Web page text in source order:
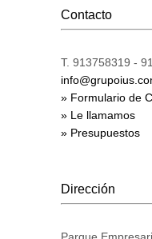
Contacto
T. 913758319 -
» Formulario de
» Le llamamos
» Presupuestos
Dirección